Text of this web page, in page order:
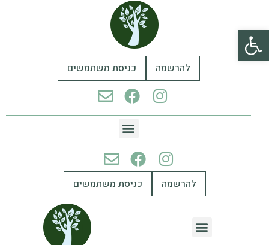
פתח סרגל נגישות
להרשמה כניסת משתמשים
להרשמה כניסת משתמשים